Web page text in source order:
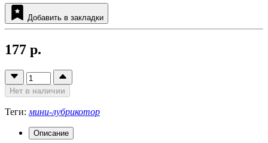
Добавить в закладки
177 р.
Нет в наличии
Теги: мини-лубрикотор
Описание